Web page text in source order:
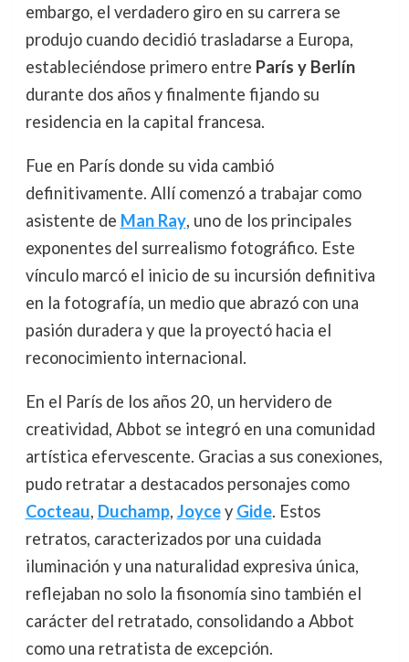
embargo, el verdadero giro en su carrera se
produjo cuando decidió trasladarse a Europa,
estableciéndose primero entre París y Berlín
durante dos años y finalmente fijando su
residencia en la capital francesa.
Fue en París donde su vida cambió
definitivamente. Allí comenzó a trabajar como
asistente de Man Ray, uno de los principales
exponentes del surrealismo fotográfico. Este
vínculo marcó el inicio de su incursión definitiva
en la fotografía, un medio que abrazó con una
pasión duradera y que la proyectó hacia el
reconocimiento internacional.
En el París de los años 20, un hervidero de
creatividad, Abbot se integró en una comunidad
artística efervescente. Gracias a sus conexiones,
pudo retratar a destacados personajes como
Cocteau, Duchamp, Joycey Gide. Estos
retratos, caracterizados por una cuidada
iluminación y una naturalidad expresiva única,
reflejaban no solo la fisonomía sino también el
carácter del retratado, consolidando a Abbot
como una retratista de excepción.